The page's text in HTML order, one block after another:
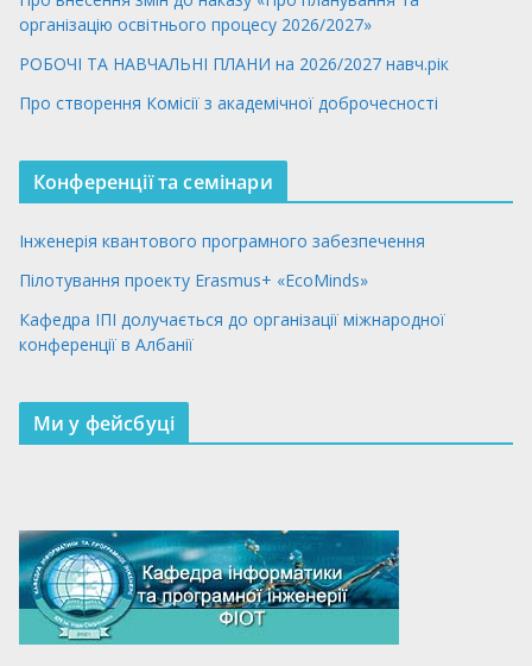
організацію освітнього процесу 2026/2027»
РОБОЧІ ТА НАВЧАЛЬНІ ПЛАНИ на 2026/2027 навч.рік
Про створення Комісії з академічної доброчесності
Конференції та семінари
Інженерія квантового програмного забезпечення
Пілотування проекту Erasmus+ «EcoMinds»
Кафедра ІПІ долучається до організації міжнародної
конференції в Албанії
Ми у фейсбуці